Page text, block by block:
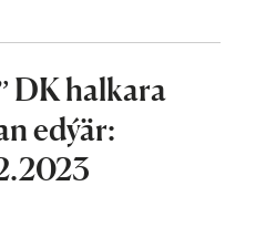
DK halkara
edýär: